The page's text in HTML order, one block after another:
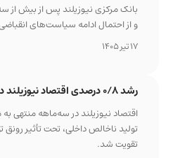
بانک مرکزی نیوزیلند پس از بیش از سه
و از احتمال ادامه سیاست‌های انقباضی
رشد ۰/۸ درصدی اقتصاد نیوزیلند در سه‌ماهه مارس
تولید ناخالص داخلی، تحت تأثیر رونق
تقویت شد.